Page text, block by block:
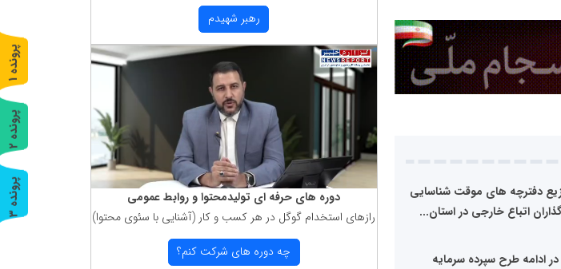
دفترچه های موقت شناسایی
اتباع خارجی در استان...
در ادامه طرح سپرده سرمایه
رهبر شهیدم
دوره های حرفه ای تولیدمحتوا و روابط عمومی
رازهای استخدام گوگل در هر كسب و كار (آشنایی با سئوی محتوا)
چه دوره های شركت كنم؟
پ
ر
و
ن
د
ه
1
پ
ر
و
ن
د
ه
2
پ
ر
و
ن
د
ه
3